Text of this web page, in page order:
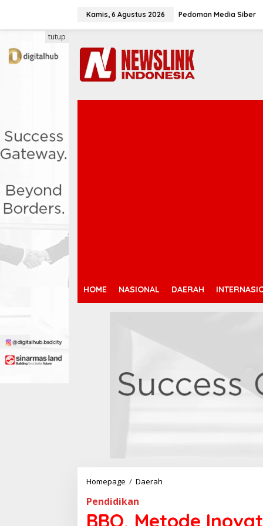
Kamis, 6 Agustus 2026 Pedoman Media Siber
HOME NASIONAL DAERAH
tutup
Homepage / Daerah
,
M
Pendidikan
BBQ, Metode